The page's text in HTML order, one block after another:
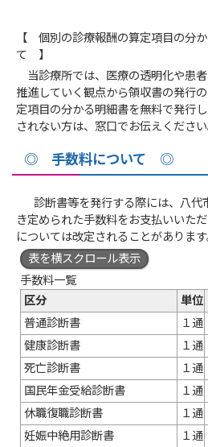
【 個別の診療報酬の算定項目の分
て 】
当診療所では、医療の透明化や患
推進していく観点から領収書の発行
定項目の分かる明細書を無料で発行
されない方は、窓口でお伝えください
◎ 手数料について ◎
診断書等を発行する際には、八代
き定められた手数料をお支払いいた
については改定されることがあります
表を横スクロール表示
手数料一覧
区分
単位
普通診断書
１通
健康診断書
１通
死亡診断書
１通
国民年金受給診断書
１通
休職復職診断書
１通
妊娠中絶用診断書
１通